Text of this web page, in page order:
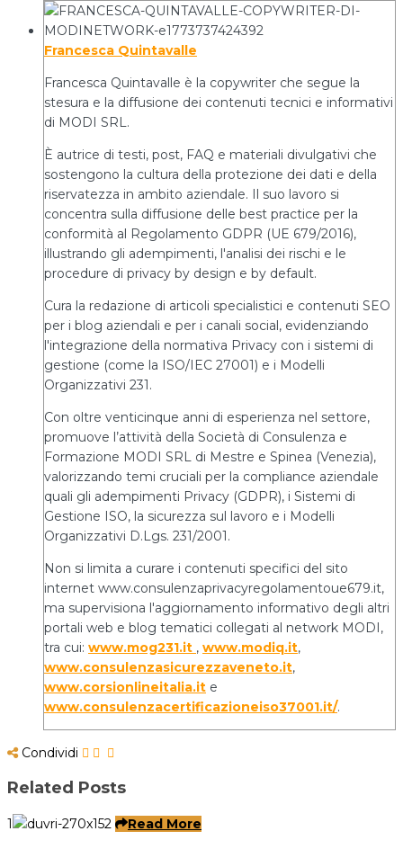
Francesca Quintavalle
Francesca Quintavalle è la copywriter che segue la
stesura e la diffusione dei contenuti tecnici e informativi
di MODI SRL.
È autrice di testi, post, FAQ e materiali divulgativi che
sostengono la cultura della protezione dei dati e della
riservatezza in ambito aziendale. Il suo lavoro si
concentra sulla diffusione delle best practice per la
conformità al Regolamento GDPR (UE 679/2016),
illustrando gli adempimenti, l'analisi dei rischi e le
procedure di privacy by design e by default.
Cura la redazione di articoli specialistici e contenuti SEO
per i blog aziendali e per i canali social, evidenziando
l'integrazione della normativa Privacy con i sistemi di
gestione (come la ISO/IEC 27001) e i Modelli
Organizzativi 231.
Con oltre venticinque anni di esperienza nel settore,
promuove l’attività della Società di Consulenza e
Formazione MODI SRL di Mestre e Spinea (Venezia),
valorizzando temi cruciali per la compliance aziendale
quali gli adempimenti Privacy (GDPR), i Sistemi di
Gestione ISO, la sicurezza sul lavoro e i Modelli
Organizzativi D.Lgs. 231/2001.
Non si limita a curare i contenuti specifici del sito
internet www.consulenzaprivacyregolamentoue679.it,
ma supervisiona l'aggiornamento informativo degli altri
portali web e blog tematici collegati al network MODI,
tra cui: www.mog231.it , www.modiq.it,
www.consulenzasicurezzaveneto.it,
www.corsionlineitalia.it e
www.consulenzacertificazioneiso37001.it/.
Condividi
Related Posts
1 Read More